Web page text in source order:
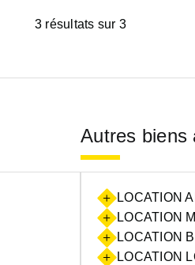
3 résultats sur 3
Autres biens
LOCATION
LOCATION
LOCATION
LOCATION